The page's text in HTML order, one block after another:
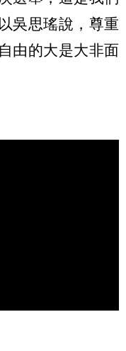
吳思瑤說，尊重
由的大是大非面